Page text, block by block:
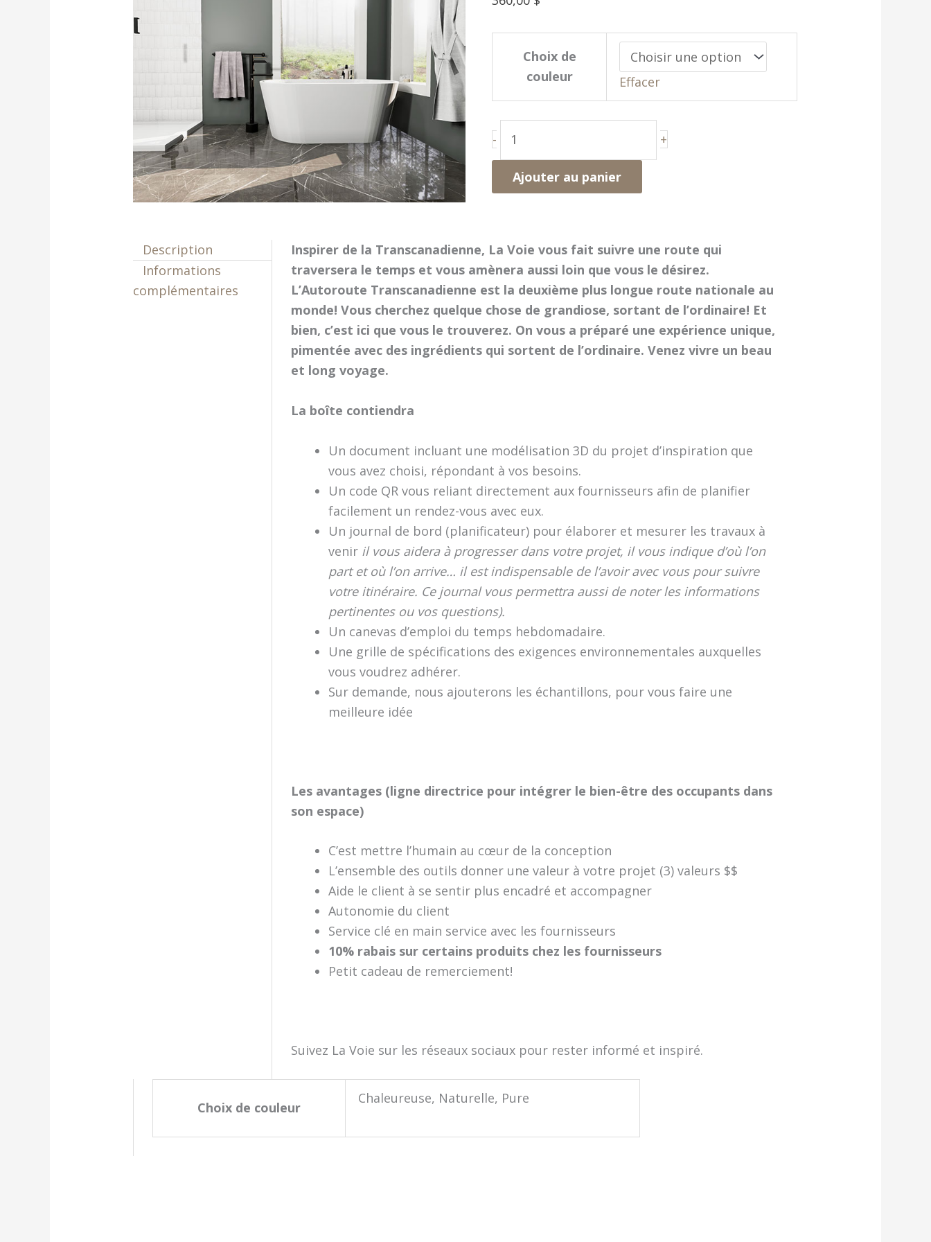
Choix de
couleur
Effacer
-
de
BOÎTE
+
Ajouter au panier
Description
Informations
complémentaires
Inspirer de la Transcanadienne, La Voie vous fait suivre une route qui
traversera le temps et vous amènera aussi loin que vous le désirez.
L’Autoroute Transcanadienne est la deuxième plus longue route nationale au
monde! Vous cherchez quelque chose de grandiose, sortant de l’ordinaire! Et
bien, c’est ici que vous le trouverez. On vous a préparé une expérience unique,
pimentée avec des ingrédients qui sortent de l’ordinaire. Venez vivre un beau
et long voyage.
La boîte contiendra
Un document incluant une modélisation 3D du projet d’inspiration que
vous avez choisi, répondant à vos besoins.
Un code QR vous reliant directement aux fournisseurs afin de planifier
facilement un rendez-vous avec eux.
Un journal de bord (planificateur) pour élaborer et mesurer les travaux à
venir il vous aidera à progresser dans votre projet, il vous indique d’où l’on
part et où l’on arrive… il est indispensable de l’avoir avec vous pour suivre
votre itinéraire. Ce journal vous permettra aussi de noter les informations
pertinentes ou vos questions).
Un canevas d’emploi du temps hebdomadaire.
Une grille de spécifications des exigences environnementales auxquelles
vous voudrez adhérer.
Sur demande, nous ajouterons les échantillons, pour vous faire une
meilleure idée
Les avantages (ligne directrice pour intégrer le bien-être des occupants dans
son espace)
C’est mettre l’humain au cœur de la conception
L’ensemble des outils donner une valeur à votre projet (3) valeurs $$
Aide le client à se sentir plus encadré et accompagner
Autonomie du client
Service clé en main service avec les fournisseurs
10% rabais sur certains produits chez les fournisseurs
Petit cadeau de remerciement!
Suivez La Voie sur les réseaux sociaux pour rester informé et inspiré.
Choix de couleur
Chaleureuse, Naturelle, Pure